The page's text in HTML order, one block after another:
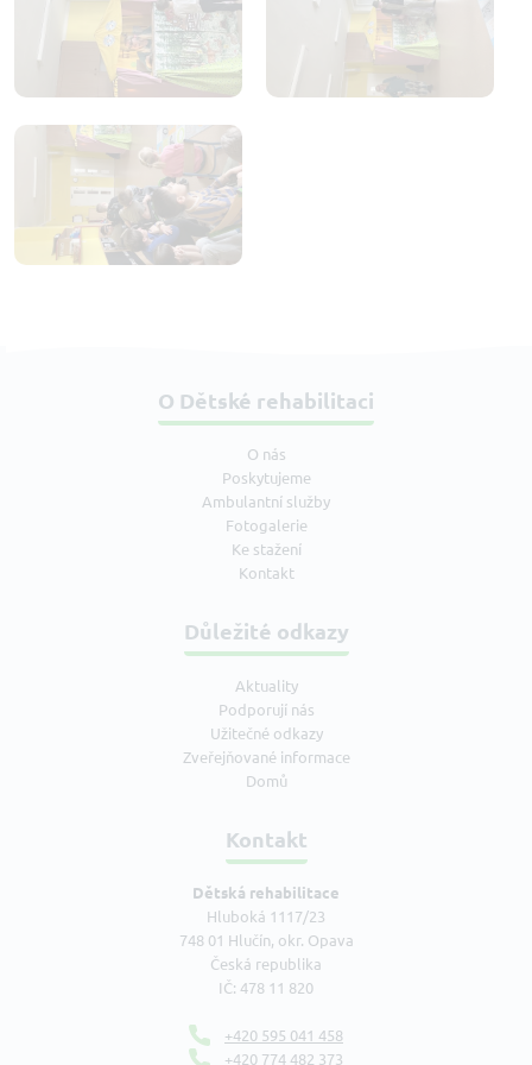
O Dětské rehabilitaci
O nás
Poskytujeme
Ambulantní služby
Fotogalerie
Ke stažení
Kontakt
Důležité odkazy
Aktuality
Podporují nás
Užitečné odkazy
Zveřejňované informace
Domů
Kontakt
Dětská rehabilitace
Hluboká 1117/23
748 01 Hlučín, okr. Opava
Česká republika
IČ: 478 11 820
+420 595 041 458
+420 774 482 373